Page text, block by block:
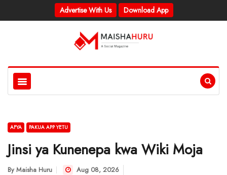
Advertise With Us Download App
AFYA PAKUA APP YETU
Jinsi ya Kunenepa kwa Wiki Moja
By Maisha Huru Aug 08, 2026